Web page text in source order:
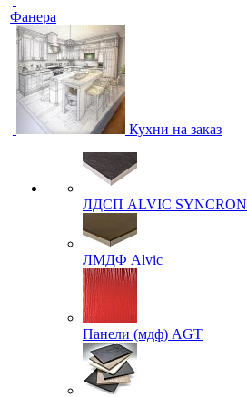
Фанера
Кухни на заказ
ЛДСП ALVIC SYNCRON
ЛМДФ Alvic
Панели (мдф) AGT